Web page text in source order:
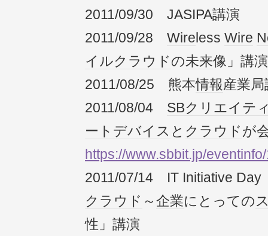
2011/09/30 JASIPA講演
2011/09/28 Wire less Wire
イルクラウドの未来像」講演
2011/08/25 熊本情報産業
2011/08/04 SBクリエイテ
ートデバイス と クラウドが
https://www.sbbit.jp/
2011/07/14 IT Initiative Day
クラウド ～企業にとっての
性」講演